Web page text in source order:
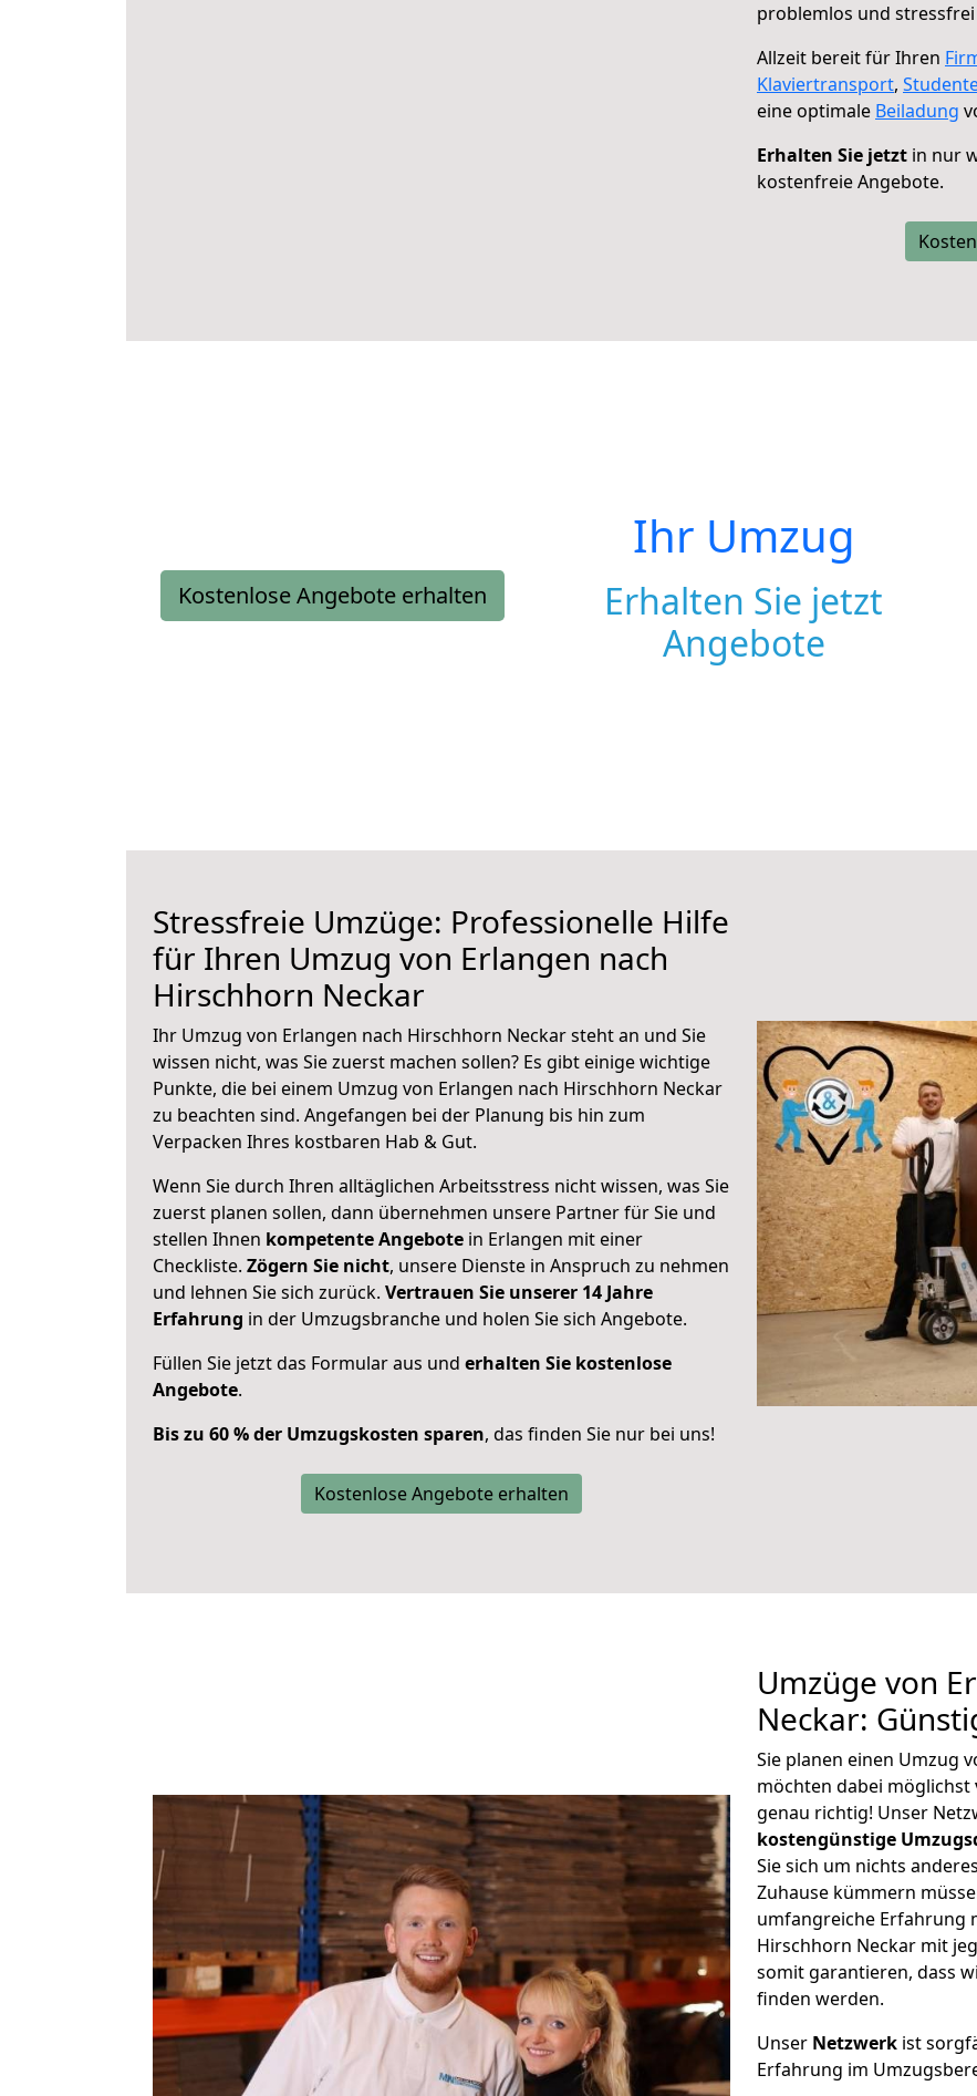
problemlos und
Allzeit bereit für Ihren
Klaviertransport,
eine optimale Beiladung
Erhalten Sie jetzt in nur
kostenfreie Angebote.
Kostenlose Angebote erhalten
Ihr Umzug
Erhalten Sie jetzt
Angebote
Stressfreie Umzüge: Professionelle Hilfe
für Ihren Umzug von Erlangen nach
Hirschhorn Neckar
Ihr Umzug von Erlangen nach Hirschhorn Neckar steht an und Sie
wissen nicht, was Sie zuerst machen sollen? Es gibt einige wichtige
Punkte, die bei einem Umzug von Erlangen nach Hirschhorn Neckar
zu beachten sind. Angefangen bei der Planung bis hin zum
Verpacken Ihres kostbaren Hab & Gut.
Wenn Sie durch Ihren alltäglichen Arbeitsstress nicht wissen, was Sie
zuerst planen sollen, dann übernehmen unsere Partner für Sie und
stellen Ihnen kompetente Angebote in Erlangen mit einer
Checkliste. Zögern Sie nicht, unsere Dienste in Anspruch zu nehmen
und lehnen Sie sich zurück. Vertrauen Sie unserer 14 Jahre
Erfahrung in der Umzugsbranche und holen Sie sich Angebote.
Füllen Sie jetzt das Formular aus und erhalten Sie kostenlose
Angebote.
Bis zu 60 % der Umzugskosten sparen, das finden Sie nur bei uns!
Kostenlose Angebote erhalten
Umzüge von
Neckar:
Sie planen einen Umzug
möchten dabei möglichst
genau richtig! Unser
kostengünstige
Sie sich um nichts
Zuhause kümmern
umfangreiche Erfahrung
Hirschhorn Neckar mit
somit garantieren, dass
finden werden.
Unser Netzwerk ist
Erfahrung im